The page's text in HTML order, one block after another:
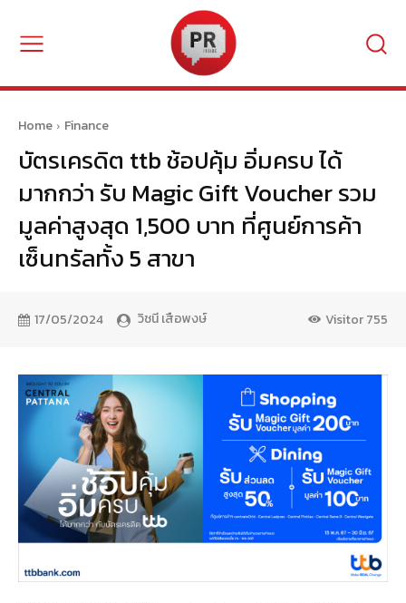
Home Finance
บัตรเครดิต ttb ช้อปคุ้ม อิ่มครบ ได้
มากกว่า รับ Magic Gift Voucher รวม
มูลค่าสูงสุด 1,500 บาท ที่ศูนย์การค้า
เซ็นทรัลทั้ง 5 สาขา
17/05/2024 วิชนี เสือพงษ์ Visitor755